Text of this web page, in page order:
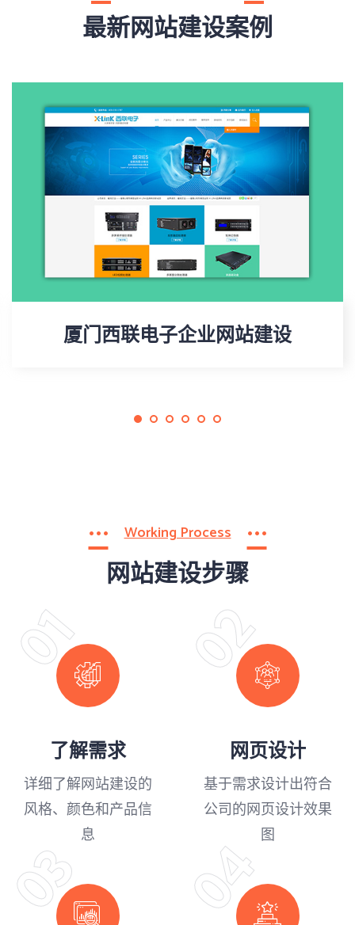
最新网站建设案例
厦门西联电子企业网站建设
Working Process
网站建设步骤
01
了解需求
详细了解网站建设的
风格、颜色和产品信
息
02
网页设计
基于需求设计出符合
公司的网页设计效果
图
03 04